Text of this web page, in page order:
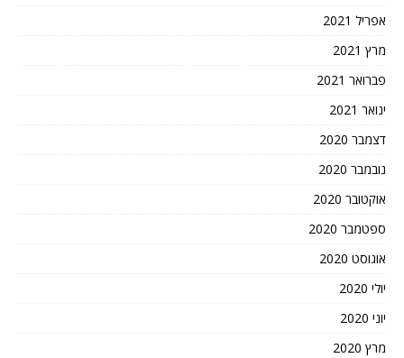
אפריל 2021
מרץ 2021
פברואר 2021
ינואר 2021
דצמבר 2020
נובמבר 2020
אוקטובר 2020
ספטמבר 2020
אוגוסט 2020
יולי 2020
יוני 2020
מרץ 2020